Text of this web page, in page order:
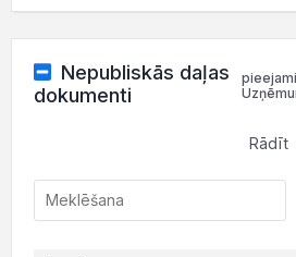
Nepubliskās daļas
dokumenti
Rādīt